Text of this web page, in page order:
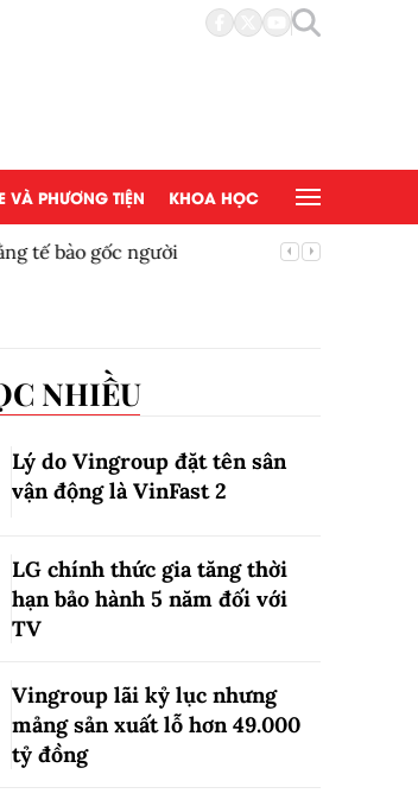
VÀ PHƯƠNG TIỆN KHOA HỌC
gốc người
NHIỀU
Lý do Vingroup đặt tên sân
vận động là VinFast2
LG chính thức gia tăng thời
hạn bảo hành 5 năm đối với
TV
Vingroup lãi kỷ lục nhưng
mảng sản xuất lỗ hơn 49.000
tỷ đồng